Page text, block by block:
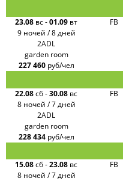
23.08 вс-01.09 вт
9 ночей / 8 дней
FB
2ADL
garden room
227 460 руб/чел
22.08сб-30.08 вс
8 ночей / 7 дней
FB
2ADL
garden room
228 434 руб/чел
15.08сб-23.08 вс
8 ночей / 7 дней
FB